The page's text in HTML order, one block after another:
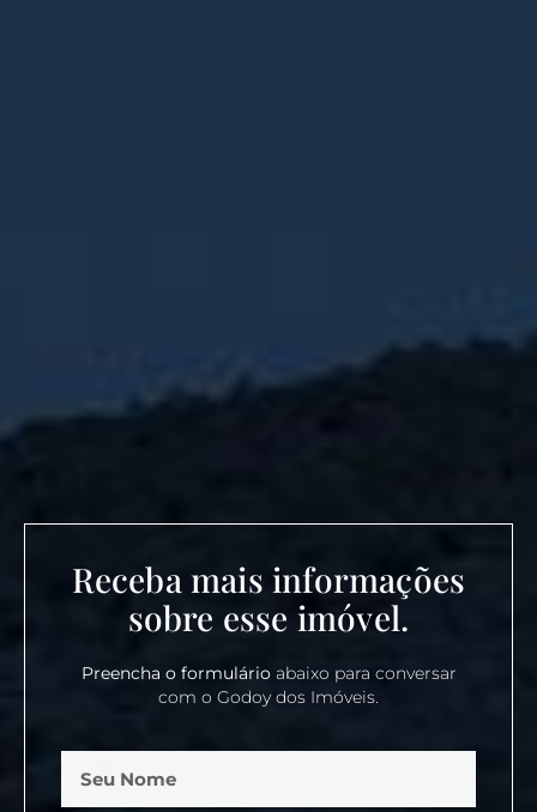
Receba mais informações
sobre esse imóvel.
Preencha o formulárioabaixo para conversar
com o Godoy dos Imóveis.